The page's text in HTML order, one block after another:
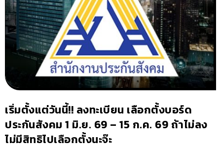
เริ่มตั้งแต่วันนี้!! ลงทะเบียน เลือกตั้งบอร์ด
ประกันสังคม 1 มิ.ย. 69 – 15 ก.ค. 69 ถ้าไม่ลง
ไม่มีสิทธิไปเลือกตั้งนะจ๊ะ